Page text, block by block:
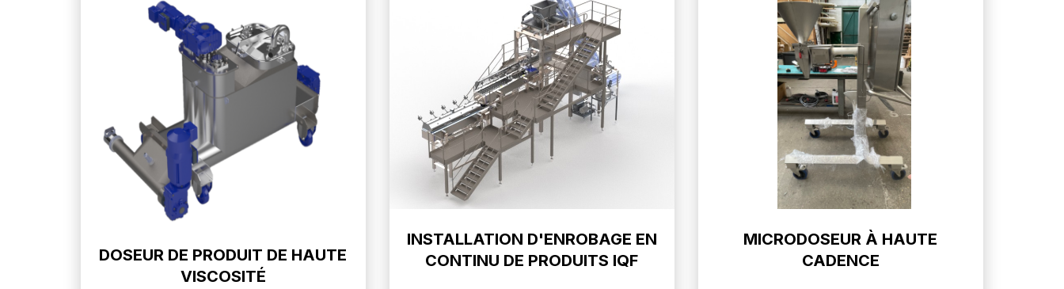
DOSEUR DE PRODUIT DE HAUTE
VISCOSITÉ
INSTALLATION D'ENROBAGE EN
CONTINU DE PRODUITS IQF
MICRODOSEUR À HAUTE
CADENCE